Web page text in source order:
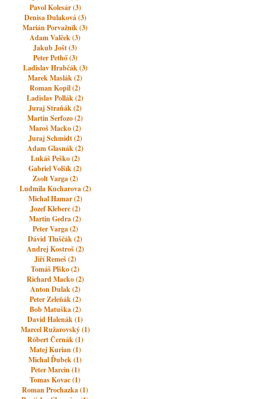
Pavol Kolesár (3)
Denisa Dulaková (3)
Marián Porvažník (3)
Adam Valček (3)
Jakub Jošt (3)
Peter Pethő (3)
Ladislav Hrabčák (3)
Marek Maslák (2)
Roman Kopil (2)
Ladislav Pollák (2)
Juraj Straňák (2)
Martin Serfozo (2)
Maroš Macko (2)
Juraj Schmidt (2)
Adam Glasnák (2)
Lukáš Peško (2)
Gabriel Volšík (2)
Zsolt Varga (2)
Ludmila Kucharova (2)
Michal Hamar (2)
Jozef Kleberc (2)
Martin Gedra (2)
Peter Varga (2)
Dávid Tluščák (2)
Andrej Kostroš (2)
Jiří Remeš (2)
Tomáš Plško (2)
Richard Macko (2)
Anton Dulak (2)
Peter Zeleňák (2)
Bob Matuška (2)
David Halenák (1)
Marcel Ružarovský (1)
Róbert Černák (1)
Matej Kurian (1)
Michal Ďubek (1)
Peter Marcin (1)
Tomas Kovac (1)
Roman Prochazka (1)